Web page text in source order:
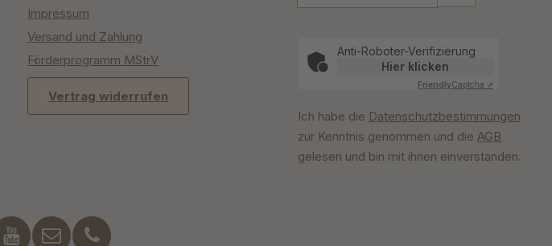
Impressum
Versand und Zahlung
Förderprogramm MStrV
Vertrag widerrufen
Anti-Roboter-Verifizierung
Hier klicken
FriendlyCaptcha ⇗
Ich habe die Datenschutzbestimmungen
zur Kenntnis genommen und die AGB
gelesen und bin mit ihnen einverstanden.